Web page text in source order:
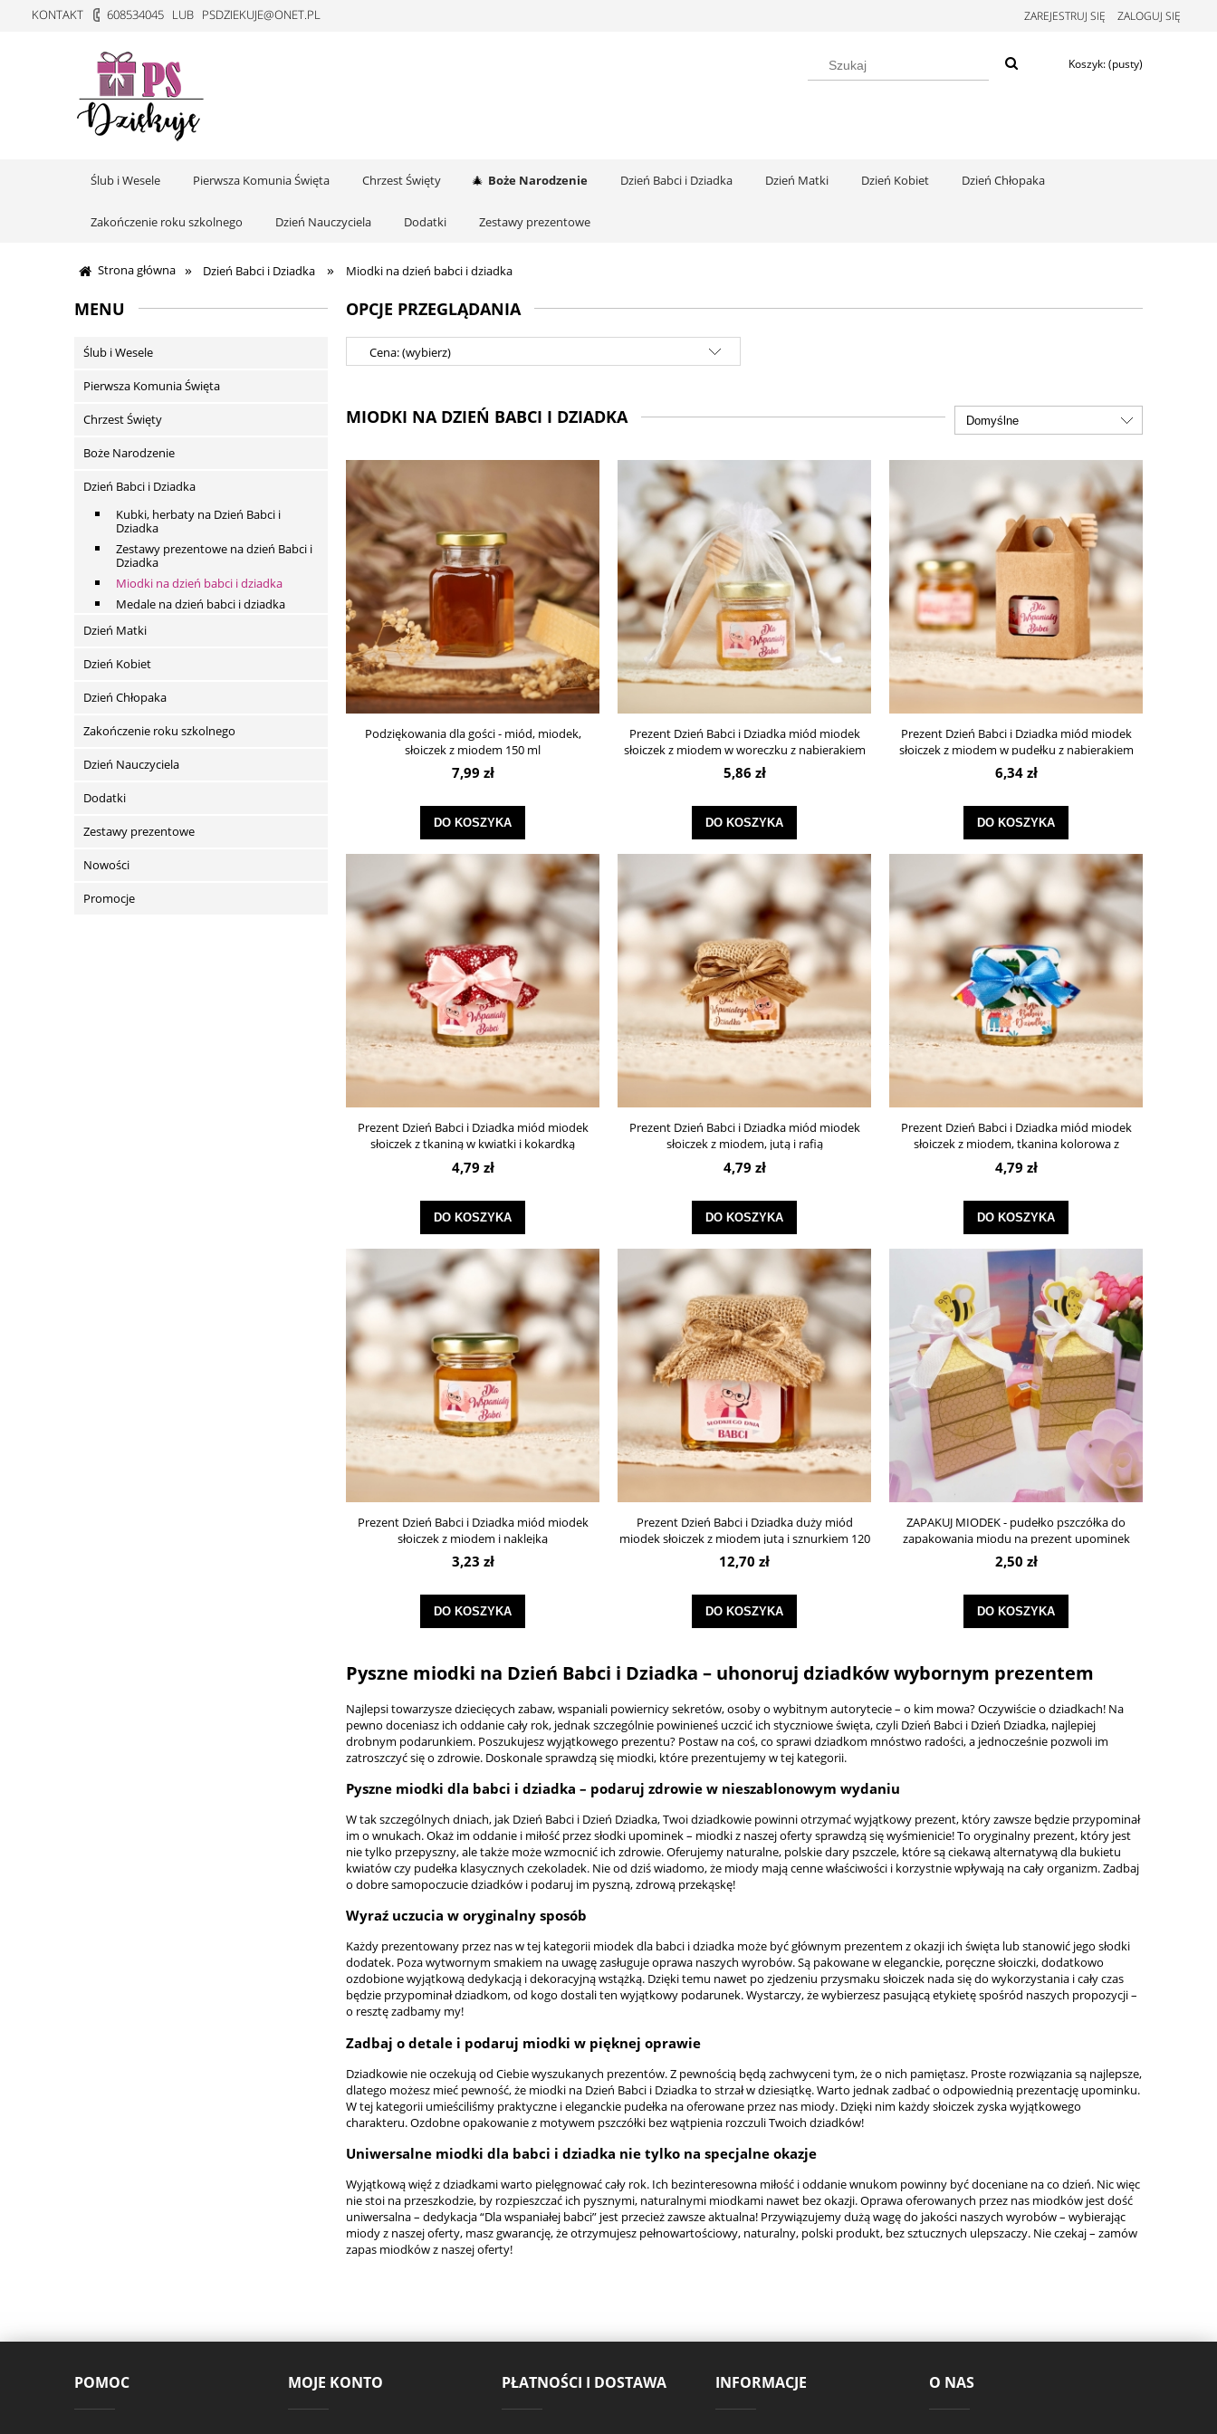
KONTAKT 608534045 LUB PSDZIEKUJE@ONET.PL ZAREJESTRUJ SIĘ ZALOGUJ SIĘ
Koszyk:(pusty)
Ślub i Wesele Pierwsza Komunia Święta Chrzest Święty Boże Narodzenie Dzień Babci i Dziadka Dzień Matki Dzień Kobiet Dzień Chłopaka
Zakończenie roku szkolnego Dzień Nauczyciela Dodatki Zestawy prezentowe
Strona główna » Dzień Babci i Dziadka » Miodki na dzień babci i dziadka
MENU
Ślub i Wesele
Pierwsza Komunia Święta
Chrzest Święty
Boże Narodzenie
Dzień Babci i Dziadka
Kubki, herbaty na Dzień Babci i
Dziadka
Zestawy prezentowe na dzień Babci i
Dziadka
Miodki na dzień babci i dziadka
Medale na dzień babci i dziadka
Dzień Matki
Dzień Kobiet
Dzień Chłopaka
Zakończenie roku szkolnego
Dzień Nauczyciela
Dodatki
Zestawy prezentowe
Nowości
Promocje
OPCJE PRZEGLĄDANIA
Cena: (wybierz)
MIODKI NA DZIEŃ BABCI I DZIADKA
Podziękowania dla gości - miód, miodek,
słoiczek z miodem 150 ml
7,99 zł
DO KOSZYKA
Prezent Dzień Babci i Dziadka miód miodek
słoiczek z miodem w woreczku z nabierakiem
5,86 zł
DO KOSZYKA
Prezent Dzień Babci i Dziadka miód miodek
słoiczek z miodem w pudełku z nabierakiem
6,34 zł
DO KOSZYKA
Prezent Dzień Babci i Dziadka miód miodek
słoiczek z tkaniną w kwiatki i kokardką
4,79 zł
DO KOSZYKA
Prezent Dzień Babci i Dziadka miód miodek
słoiczek z miodem, jutą i rafią
4,79 zł
DO KOSZYKA
Prezent Dzień Babci i Dziadka miód miodek
słoiczek z miodem, tkanina kolorowa z
kokardką
4,79 zł
DO KOSZYKA
Prezent Dzień Babci i Dziadka miód miodek
słoiczek z miodem i naklejką
3,23 zł
DO KOSZYKA
Prezent Dzień Babci i Dziadka duży miód
miodek słoiczek z miodem jutą i sznurkiem 120
ml
12,70 zł
DO KOSZYKA
ZAPAKUJ MIODEK - pudełko pszczółka do
zapakowania miodu na prezent upominek
2,50 zł
DO KOSZYKA
Pyszne miodki na Dzień Babci i Dziadka – uhonoruj dziadków wybornym prezentem
Najlepsi towarzysze dziecięcych zabaw, wspaniali powiernicy sekretów, osoby o wybitnym autorytecie – o kim mowa? Oczywiście o dziadkach! Na
pewno doceniasz ich oddanie cały rok, jednak szczególnie powinieneś uczcić ich styczniowe święta, czyli Dzień Babci i Dzień Dziadka, najlepiej
drobnym podarunkiem. Poszukujesz wyjątkowego prezentu? Postaw na coś, co sprawi dziadkom mnóstwo radości, a jednocześnie pozwoli im
zatroszczyć się o zdrowie. Doskonale sprawdzą się miodki, które prezentujemy w tej kategorii.
Pyszne miodki dla babci i dziadka – podaruj zdrowie w nieszablonowym wydaniu
W tak szczególnych dniach, jak Dzień Babci i Dzień Dziadka, Twoi dziadkowie powinni otrzymać wyjątkowy prezent, który zawsze będzie przypominał
im o wnukach. Okaż im oddanie i miłość przez słodki upominek – miodki z naszej oferty sprawdzą się wyśmienicie! To oryginalny prezent, który jest
nie tylko przepyszny, ale także może wzmocnić ich zdrowie. Oferujemy naturalne, polskie dary pszczele, które są ciekawą alternatywą dla bukietu
kwiatów czy pudełka klasycznych czekoladek. Nie od dziś wiadomo, że miody mają cenne właściwości i korzystnie wpływają na cały organizm. Zadbaj
o dobre samopoczucie dziadków i podaruj im pyszną, zdrową przekąskę!
Wyraź uczucia w oryginalny sposób
Każdy prezentowany przez nas w tej kategorii miodek dla babci i dziadka może być głównym prezentem z okazji ich święta lub stanowić jego słodki
dodatek. Poza wytwornym smakiem na uwagę zasługuje oprawa naszych wyrobów. Są pakowane w eleganckie, poręczne słoiczki, dodatkowo
ozdobione wyjątkową dedykacją i dekoracyjną wstążką. Dzięki temu nawet po zjedzeniu przysmaku słoiczek nada się do wykorzystania i cały czas
będzie przypominał dziadkom, od kogo dostali ten wyjątkowy podarunek. Wystarczy, że wybierzesz pasującą etykietę spośród naszych propozycji –
o resztę zadbamy my!
Zadbaj o detale i podaruj miodki w pięknej oprawie
Dziadkowie nie oczekują od Ciebie wyszukanych prezentów. Z pewnością będą zachwyceni tym, że o nich pamiętasz. Proste rozwiązania są najlepsze,
dlatego możesz mieć pewność, że miodki na Dzień Babci i Dziadka to strzał w dziesiątkę. Warto jednak zadbać o odpowiednią prezentację upominku.
W tej kategorii umieściliśmy praktyczne i eleganckie pudełka na oferowane przez nas miody. Dzięki nim każdy słoiczek zyska wyjątkowego
charakteru. Ozdobne opakowanie z motywem pszczółki bez wątpienia rozczuli Twoich dziadków!
Uniwersalne miodki dla babci i dziadka nie tylko na specjalne okazje
Wyjątkową więź z dziadkami warto pielęgnować cały rok. Ich bezinteresowna miłość i oddanie wnukom powinny być doceniane na co dzień. Nic więc
nie stoi na przeszkodzie, by rozpieszczać ich pysznymi, naturalnymi miodkami nawet bez okazji. Oprawa oferowanych przez nas miodków jest dość
uniwersalna – dedykacja “Dla wspaniałej babci” jest przecież zawsze aktualna! Przywiązujemy dużą wagę do jakości naszych wyrobów – wybierając
miody z naszej oferty, masz gwarancję, że otrzymujesz pełnowartościowy, naturalny, polski produkt, bez sztucznych ulepszaczy. Nie czekaj – zamów
zapas miodków z naszej oferty!
POMOC MOJE KONTO PŁATNOŚCI I DOSTAWA INFORMACJE O NAS